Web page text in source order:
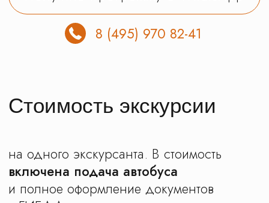
включена подача автобуса
и полное оформление документов